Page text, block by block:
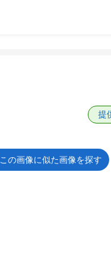
提
この画像に似た画像を探す